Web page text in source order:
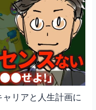
リアと人生計画に